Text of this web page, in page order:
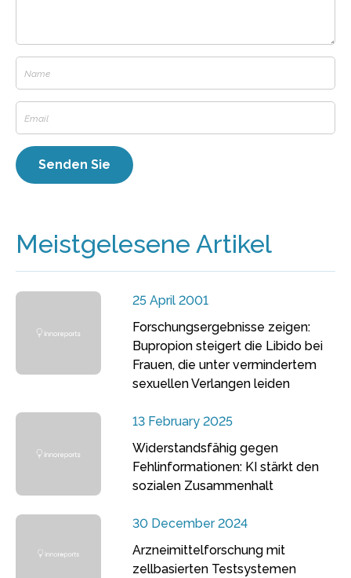
Meistgelesene Artikel
25 April 2001
Forschungsergebnisse zeigen:
Bupropion steigert die Libido bei
Frauen, die unter vermindertem
sexuellen Verlangen leiden
13 February 2025
Widerstandsfähig gegen
Fehlinformationen: KI stärkt den
sozialen Zusammenhalt
30 December 2024
Arzneimittelforschung mit
zellbasierten Testsystemen